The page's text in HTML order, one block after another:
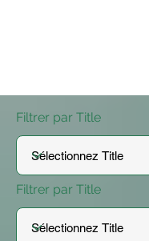
Filtrer par Title
Filtrer par Title